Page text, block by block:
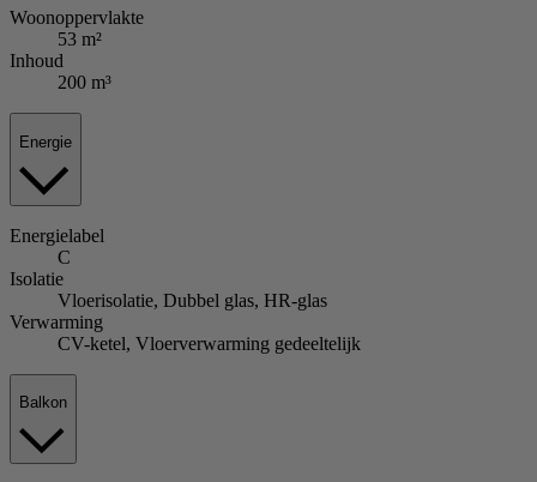
Woonoppervlakte
53 m²
Inhoud
200 m³
Energie
Energielabel
C
Isolatie
Vloerisolatie, Dubbel glas, HR-glas
Verwarming
CV-ketel, Vloerverwarming gedeeltelijk
Balkon